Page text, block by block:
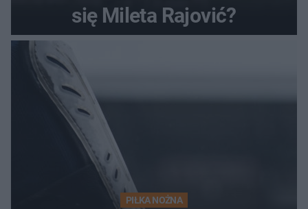
się Mileta Rajović?
PIŁKA NOŻNA